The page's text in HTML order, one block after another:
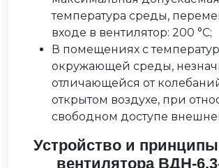
температура среды,
входе в вентилятор: 200 °С;
В помещениях с
окружающей среды,
отличающейся от
открытом воздухе, при
свободном доступе
Устройство и
вентилятора ВДН-